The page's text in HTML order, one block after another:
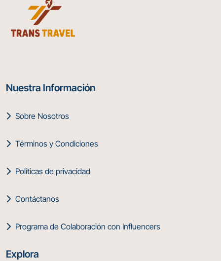
Nuestra Información
Sobre Nosotros
Términos y Condiciones
Políticas de privacidad
Contáctanos
Programa de Colaboración con Influencers
Explora